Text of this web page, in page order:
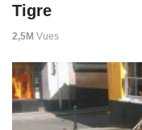
Tigre
2,5M Vues